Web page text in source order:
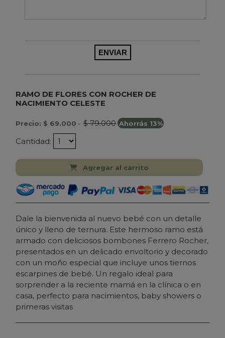
RAMO DE FLORES CON ROCHER DE
NACIMIENTO CELESTE
Precio: $ 69.000 - $ 79.000 Ahorrás 13%
Cantidad:
Agregar al carrito
Dale la bienvenida al nuevo bebé con un detalle
único y lleno de ternura. Este hermoso ramo está
armado con deliciosos bombones Ferrero Rocher,
presentados en un delicado envoltorio y decorado
con un moño especial que incluye unos tiernos
escarpines de bebé. Un regalo ideal para
sorprender a la reciente mamá en la clínica o en
casa, perfecto para nacimientos, baby showers o
primeras visitas